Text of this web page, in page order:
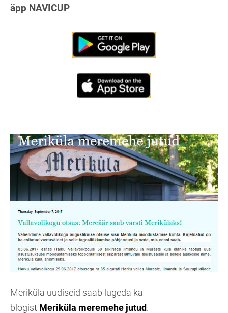
äpp NAVICUP
Meriküla uudiseid saab lugeda ka
blogist Meriküla meremehe jutud.